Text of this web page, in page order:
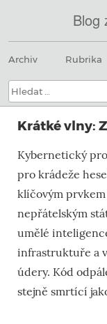
Blog
@
IN
SOA
nic.cz.
Menu
na
Archiv Rubrika
Hledat:
Krátké vlny:
Kybernetický
pro krádeže
klíčovým
nepřátelským
umělé
infrastruktuře a
údery. Kód
stejně smrtící